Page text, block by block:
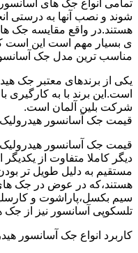
تمامی انواع جک های
شوند و نصب آنها به درستی
هستند.در واقع مقایسه جک
ی بسیار مهم است این است
مناسب ترین مدل جک
یکی از برندهای معتبر جک
است.این برند با به
شرکت بلین آلمان است.
قیمت جک آسانسور هیدرولیک
قیمت جک آسانسور هیدرولیک
دیگر کاملا متفاوت از
مستقیم به دلیل طویل تر
هستند،که در عوض در جک
سیم بکسل،پاراشوت و
تلسکوپی آسانسور نیز از
کاربرد انواع جک آسانسور